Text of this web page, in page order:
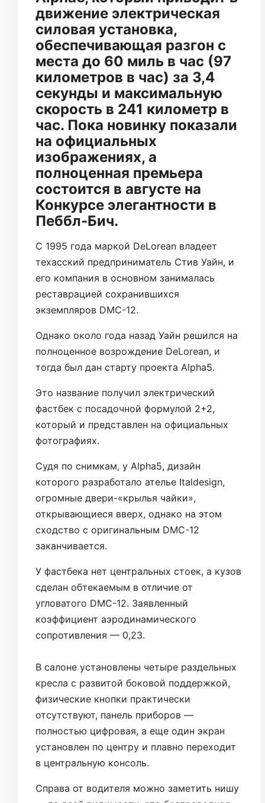
движение электрическая
силовая установка,
обеспечивающая разгон с
места до 60 миль в час (97
километров в час) за 3,4
секунды и максимальную
скорость в 241 километр в
час. Пока новинку показали
на официальных
изображениях, а
полноценная премьера
состоится в августе на
Конкурсе элегантности в
Пеббл-Бич.
С 1995 года маркой DeLorean владеет
техасский предприниматель Стив Уайн, и
его компания в основном занималась
реставрацией сохранившихся
экземпляров DMC-12.
Однако около года назад Уайн решился на
полноценное возрождение DeLorean, и
тогда был дан старту проекта Alpha5.
Это название получил электрический
фастбек с посадочной формулой 2+2,
который и представлен на официальных
фотографиях.
Судя по снимкам, у Alpha5, дизайн
которого разработало ателье Italdesign,
огромные двери-«крылья чайки»,
открывающиеся вверх, однако на этом
сходство с оригинальным DMC-12
заканчивается.
У фастбека нет центральных стоек, а кузов
сделан обтекаемым в отличие от
угловатого DMC-12. Заявленный
коэффициент аэродинамического
сопротивления — 0,23.
В салоне установлены четыре раздельных
кресла с развитой боковой поддержкой,
физические кнопки практически
отсутствуют, панель приборов —
полностью цифровая, а еще один экран
установлен по центру и плавно переходит
в центральную консоль.
Справа от водителя можно заметить нишу